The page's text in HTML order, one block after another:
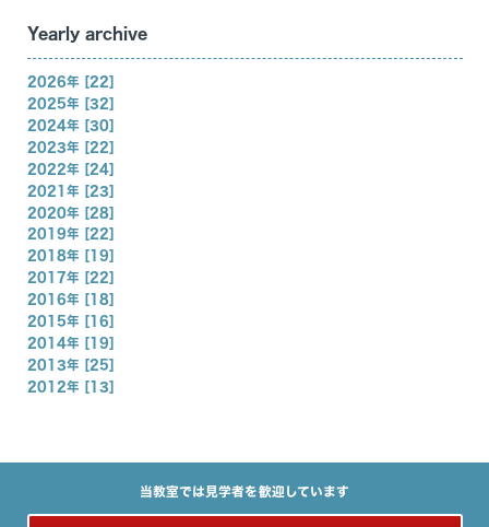
Yearly archive
2026年 [22]
2025年 [32]
2024年 [30]
2023年 [22]
2022年 [24]
2021年 [23]
2020年 [28]
2019年 [22]
2018年 [19]
2017年 [22]
2016年 [18]
2015年 [16]
2014年 [19]
2013年 [25]
2012年 [13]
当教室では見学者を歓迎しています